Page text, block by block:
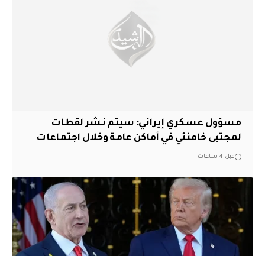
مسؤول عسكري إيراني: سيتم نشر لقطات
لمجتبى خامنئي في أماكن عامة وخلال اجتماعات
قبل 4 ساعات